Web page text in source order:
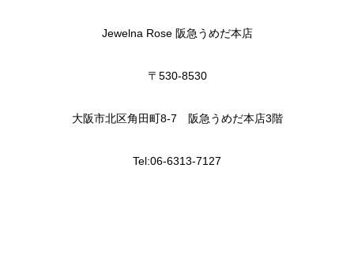
Jewelna Rose 阪急うめだ本店
〒530-8530
大阪市北区角田町8-7 阪急うめだ本店3階
Tel:06-6313-7127